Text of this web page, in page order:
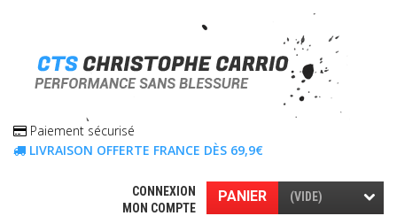
Paiement sécurisé
LIVRAISON OFFERTE FRANCE DÈS 69,9€
PANIER (VIDE)
CONNEXION
MON COMPTE